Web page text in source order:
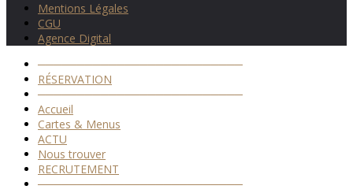
Mentions Légales
CGU
Agence Digital
──────────────────────────
RÉSERVATION
──────────────────────────
Accueil
Cartes & Menus
ACTU
Nous trouver
RECRUTEMENT
──────────────────────────